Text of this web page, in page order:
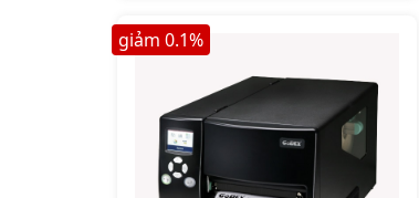
Godex G500 chính hãng giá tốt
lên ngay shoppos.vn
giảm 0.1%